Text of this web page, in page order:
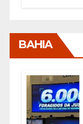
BAHIA